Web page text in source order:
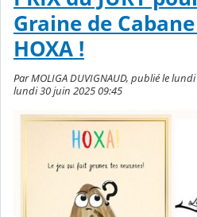
Graine de
HOXA !
Par MOLIGA DUVIGNAUD, publié le
lundi 30 juin 2025 09:45